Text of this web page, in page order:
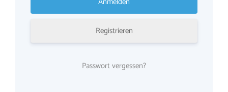
Registrieren
Passwort vergessen?